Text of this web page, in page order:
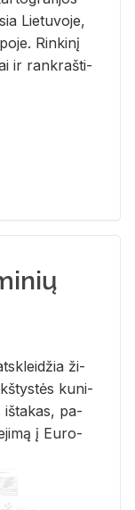
Lie­tu­vo­je,
Rin­ki­nį
ir rank­raš­ti­
ži­
ku­ni­
iš­ta­kas, pa­
į Eu­ro­